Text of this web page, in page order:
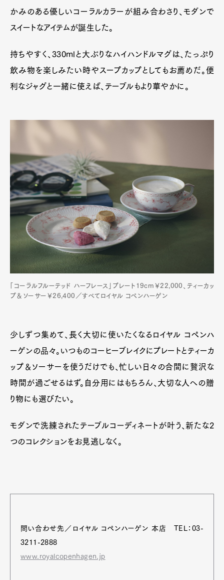
かみのある優しいコーラルカラーが組み合わさり、モダンで
スイートなアイテムが誕生した。
持ちやすく、330mlと大ぶりなハイハンドルマグは、たっぷり
飲み物を楽しみたい時やスープカップとしてもお薦めだ。便
利なジャグと一緒に使えば、テーブルもより華やかに。
「コーラルフルーテッド ハーフレース」プレート19cm￥22,000、ティーカッ
プ＆ソーサー￥26,400／すべてロイヤル コペンハーゲン
少しずつ集めて、長く大切に使いたくなるロイヤル コペンハ
ーゲンの品々。いつものコーヒーブレイクにプレートとティーカ
ップ＆ソーサーを使うだけでも、忙しい日々の合間に贅沢な
時間が過ごせるはず。自分用にはもちろん、大切な人への贈
り物にも選びたい。
モダンで洗練されたテーブルコーディネートが叶う、新たな2
つのコレクションをお見逃しなく。
問い合わせ先／ロイヤル コペンハーゲン 本店 TEL：03-
3211-2888
www.royalcopenhagen.jp